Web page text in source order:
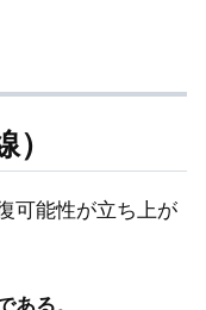
可能性が立ち上が